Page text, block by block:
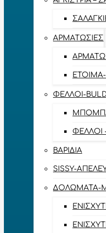
ΑΡΜΑΤΩΣΙΈΣ
ΦΕΛΛΟΊ-
ΦΕΛΛΟΊ
ΒΑΡΊΔΙΑ
SISSY-
ΔΟΛΏΜΑΤΑ-